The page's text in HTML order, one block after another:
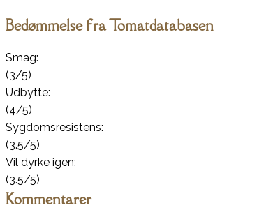
Bedømmelse fra Tomatdatabasen
Smag:
(3/5)
Udbytte:
(4/5)
Sygdomsresistens:
(3.5/5)
Vil dyrke igen:
(3.5/5)
Kommentarer